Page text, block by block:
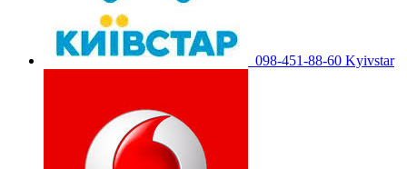
098-451-88-60 Kyivstar